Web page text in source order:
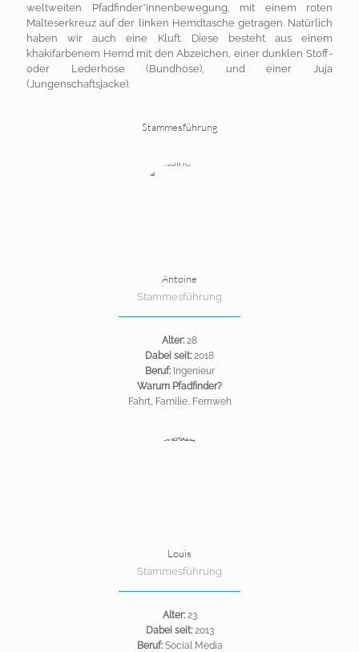
weltweiten Pfadfinder*innenbewegung, mit einem roten
Malteserkreuz auf der linken Hemdtasche getragen. Natürlich
haben wir auch eine Kluft. Diese besteht aus einem
khakifarbenem Hemd mit den Abzeichen, einer dunklen Stoff-
oder Lederhose (Bundhose), und einer Juja
(Jungenschaftsjacke).
Stammesführung
Antoine
Stammesführung
Alter: 28
Dabei seit: 2018
Beruf:Ingenieur
Warum Pfadfinder?
Fahrt, Familie, Fernweh
Louis
Stammesführung
Alter:23
Dabei seit:2013
Beruf:Social Media